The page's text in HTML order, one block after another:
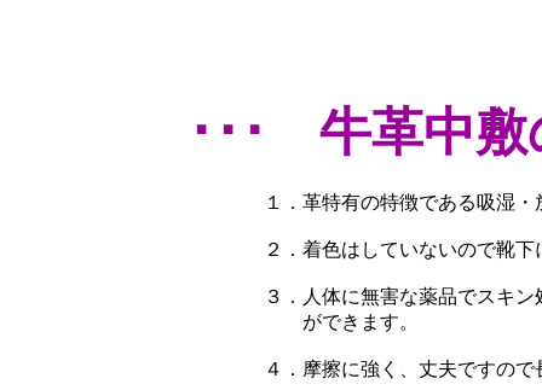
･･･ 牛革中
１．革特有の特徴である吸湿
２．着色はしていないので靴
３．人体に無害な薬品でスキ
ができます。
４．摩擦に強く、丈夫ですの